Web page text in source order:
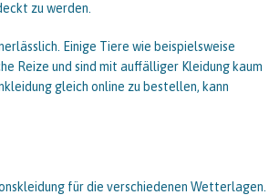
zu werden.
Einige Tiere wie beispielsweise
Reize und sind mit auffälliger Kleidung kaum
gleich online zu bestellen, kann
für die verschiedenen Wetterlagen.